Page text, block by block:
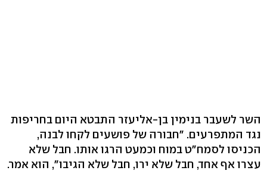
השר לשעבר בנימין בן-אליעזר התבטא היום בחריפות
נגד המתפרעים. "חבורה של פושעים לקחו לבנה,
הכניסו לסמח"ט במוח וכמעט הרגו אותו. חבל שלא
עצרו אף אחד, חבל שלא ירו, חבל שלא הגיבו", הוא אמר.